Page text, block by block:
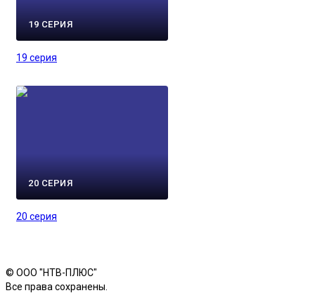
19 СЕРИЯ
19 серия
20 СЕРИЯ
20 серия
© ООО "НТВ-ПЛЮС"
Все права сохранены.